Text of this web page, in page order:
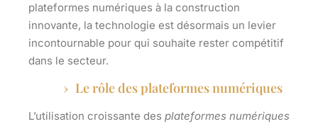
plateformes numériques à la construction
innovante, la technologie est désormais un levier
incontournable pour qui souhaite rester compétitif
dans le secteur.
Le rôle des plateformes numériques
L’utilisation croissante des plateformes numériques